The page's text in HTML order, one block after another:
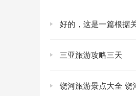
身走过一趟后，觉得必
给你的超实用小贴士💡
关于交通 :最方便
好的，这是一篇根据关键词《福州到泉州旅游攻略》撰写
三亚旅游攻略三天
饶河旅游景点大全 饶